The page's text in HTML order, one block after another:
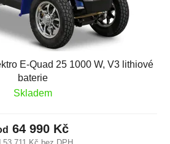
E-Quad 25 1000 W, V3 lithiové
baterie
Skladem
64 990 Kč